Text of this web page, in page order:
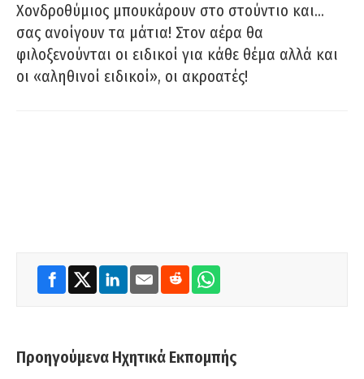
Χονδροθύμιος μπουκάρουν στο στούντιο και…
σας ανοίγουν τα μάτια! Στον αέρα θα
φιλοξενούνται οι ειδικοί για κάθε θέμα αλλά και
οι «αληθινοί ειδικοί», οι ακροατές!
Προηγούμενα Ηχητικά Εκπομπής